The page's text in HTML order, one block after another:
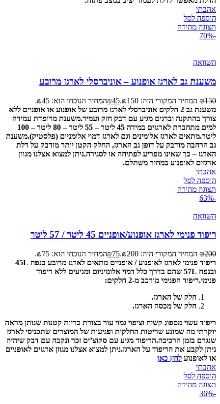
אהבתי
הוספה לסל
תצוגה מהירה
-70%
השוואה
משענת גב לארגז אופנוע – אוניברסלי לארגז מרובע
₪150 המחיר המקורי היה: ₪150. ₪45
המחיר הנוכחי הוא: ₪45.
משענת גב 2 חלקים אוניברסלי לארגז מרובע של אופנוע או אופניים ללא
צורך בהתקנה וברגים מגיע עם דבק חזק ועמיד.משענת מרופדת עמידה
למים מתחברת לארגזים במידה 45 ליטר – 55 ליטר – 80 ליטר – 100
ליטר.מתאים לארגז אלומינים וגם לארגז דמוי אלומניום (פלסטיק).משענת
גב הרחבה מודבק על דופן גב הארגז, החלק הקטן יותר מודבק על דלת
הארגז – כך שאינו מפריע לפתיחה או לסגירה.ניתן למצוא אצלנו מגוון
ארגזים לאופנוע במחיר משתלם.
אהבתי
הוספה לסל
תצוגה מהירה
-63%
השוואה
ריפוד פנימי לארגז אופנוע/אופניים 45 ליטר / 57 ליטר
₪200 המחיר המקורי היה: ₪200. ₪75
המחיר הנוכחי הוא: ₪75.
ריפוד פנימי לארגז לאופנוע / אופניים מתאים לארגז מרובע בנפח 45L
ובנפח 57L שהם בדרך כלל דמוי אלומיניום ומגיעים ללא ריפוד
פנימי.ריפוד הפנימי מורכב מ-2 חלקים:
חלק של הארגז.
חלק של מכסה הארגז.
ריפוד עשוי מספוג קשיח וציפוי גמוי עור בצורת כריות קטנות שנותן מראה
יוקרתי מה שמונע שריטות החלקות ופגיעות של המוצרים שתכניסי לארגז
שנגרם בזמן הרכיבה.הריפוד מגיע עם סקוצ’ים זכר ונקבה עם דבק שיהיה
ניתן לקבע את הריפוד על הארגז.ניתן למצוא אצלנו מגוון ארגזים לאופניים
או לאופנוע לחץ כאן
אהבתי
הוספה לסל
תצוגה מהירה
-36%